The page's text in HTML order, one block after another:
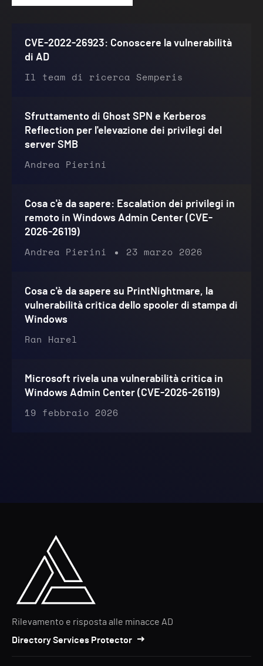
CVE-2022-26923: Conoscere la vulnerabilità
di AD
Il team di ricerca Semperis
Sfruttamento di Ghost SPN e Kerberos
Reflection per l'elevazione dei privilegi del
server SMB
Andrea Pierini
Cosa c'è da sapere: Escalation dei privilegi in
remoto in Windows Admin Center (CVE-
2026-26119)
Andrea Pierini 23 marzo 2026
Cosa c'è da sapere su PrintNightmare, la
vulnerabilità critica dello spooler di stampa di
Windows
Ran Harel
Microsoft rivela una vulnerabilità critica in
Windows Admin Center (CVE-2026-26119)
19 febbraio 2026
Rilevamento e risposta alle minacce AD
Directory Services Protector